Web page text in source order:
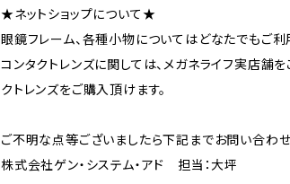
★ネットショップについて★
眼鏡フレーム、各種小物についてはどなたでもご利
コンタクトレンズに関しては、メガネライフ実店舗
クトレンズをご購入頂けます。
ご不明な点等ございましたら下記までお問い合わせ
株式会社ゲン・システム・アド 担当：大坪